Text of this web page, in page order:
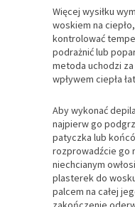
Więcej wysiłku
woskiem na
kontrolować
podrażnić lub
metoda uchodzi
wpływem ciepła
Aby wykonać
najpierw go
patyczka lub
rozprowadźcie go
niechcianym
plasterek do
palcem na całej